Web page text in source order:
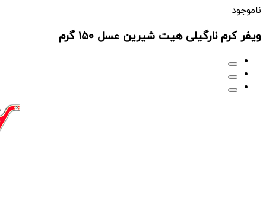
ناموجود
ویفر کرم نارگیلی هیت شیرین عسل 150 گرم